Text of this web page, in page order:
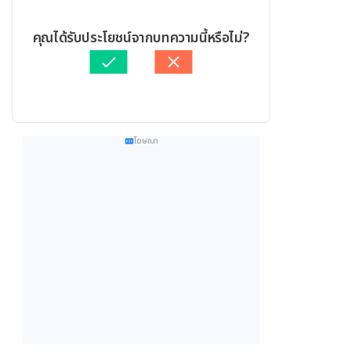
คุณได้รับประโยชน์จากบทความนี้หรือไม่?
โฆษณา